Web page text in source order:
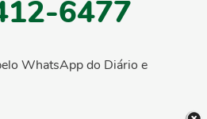
6477
WhatsApp do Diário e